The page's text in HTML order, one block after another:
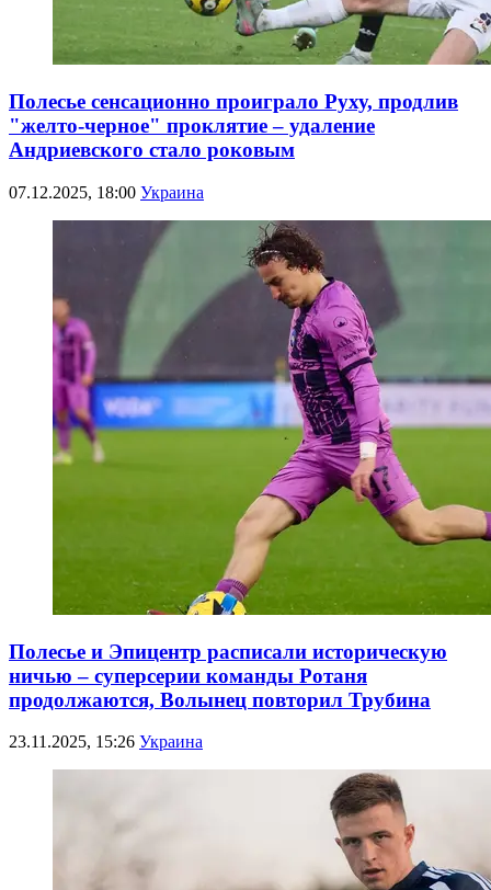
Полесье сенсационно проиграло Руху, продлив
"желто-черное" проклятие – удаление
Андриевского стало роковым
07.12.2025, 18:00 Украина
Полесье и Эпицентр расписали историческую
ничью – суперсерии команды Ротаня
продолжаются, Волынец повторил Трубина
23.11.2025, 15:26 Украина